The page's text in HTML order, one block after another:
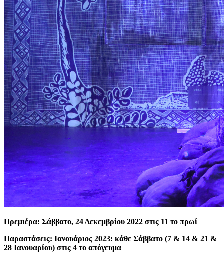
Πρεμιέρα: Σάββατο, 24 Δεκεμβρίου 2022 στις 11 το πρωί
Παραστάσεις: Ιανουάριος 2023: κάθε Σάββατο (7 & 14 & 21 &
28 Ιανουαρίου) στις 4 το απόγευμα